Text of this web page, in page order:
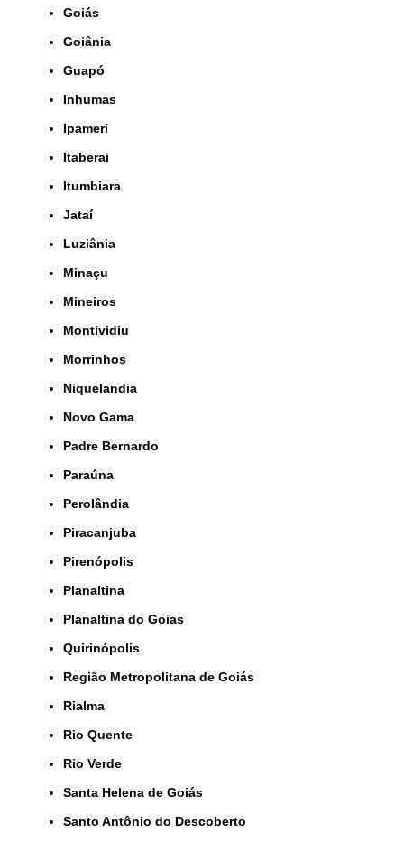
Goiás
Goiânia
Guapó
Inhumas
Ipameri
Itaberai
Itumbiara
Jataí
Luziânia
Minaçu
Mineiros
Montividiu
Morrinhos
Niquelandia
Novo Gama
Padre Bernardo
Paraúna
Perolândia
Piracanjuba
Pirenópolis
Planaltina
Planaltina do Goias
Quirinópolis
Região Metropolitana de Goiás
Rialma
Rio Quente
Rio Verde
Santa Helena de Goiás
Santo Antônio do Descoberto